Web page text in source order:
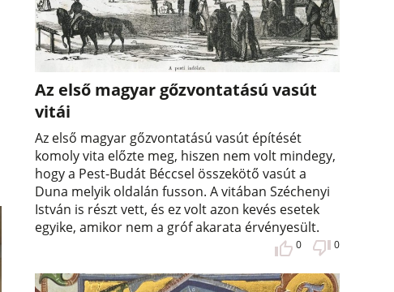
Az első magyar gőzvontatású vasút
vitái
Az első magyar gőzvontatású vasút építését
komoly vita előzte meg, hiszen nem volt mindegy,
hogy a Pest-Budát Béccsel összekötő vasút a
Duna melyik oldalán fusson. A vitában Széchenyi
István is részt vett, és ez volt azon kevés esetek
egyike, amikor nem a gróf akarata érvényesült.
0 0